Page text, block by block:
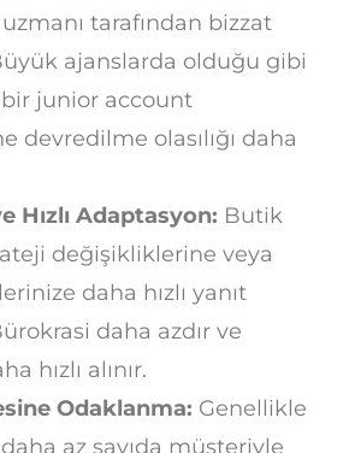
tarafından bizzat
ajanslarda olduğu gibi
junior account
devredilme olasılığı daha
Hızlı Adaptasyon: Butik
değişikliklerine veya
daha hızlı yanıt
daha azdır ve
hızlı alınır.
Odaklanma: Genellikle
az sayıda müşteriyle